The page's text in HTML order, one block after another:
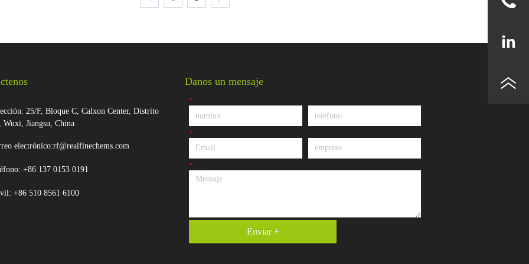
claro Densidad (g/cm3): 1.1...
25/F, Bloque C, Calxon Center, Distrito
Wuxi, Jiangsu, China
electrónico:rf@realfinechems.com
+86 137 0153 0191
+86 510 8561 6100
Danos un mensaje
*
*
*
Enviar +